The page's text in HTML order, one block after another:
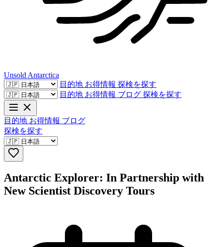
Unsold Antarctica
目的地 お得情報 探検を探す
目的地 お得情報 ブログ 探検を探す
目的地 お得情報 ブログ
探検を探す
Antarctic Explorer: In Partnership with
New Scientist Discovery Tours